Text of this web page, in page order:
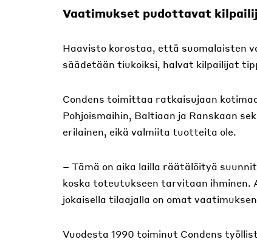
Vaatimukset pudottavat
Haavisto korostaa, että suomalaisten
säädetään tiukoiksi, halvat kilpailijat
Condens toimittaa ratkaisujaan
Pohjoismaihin, Baltiaan ja Ranskaan
erilainen, eikä valmiita tuotteita ole.
– Tämä on aika lailla räätälöityä
koska toteutukseen tarvitaan ihminen.
jokaisella tilaajalla on omat
Vuodesta 1990 toiminut Condens